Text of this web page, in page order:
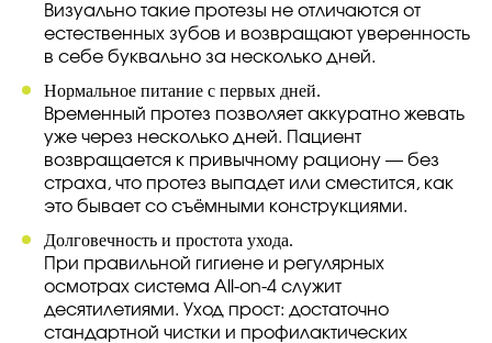
Визуально такие протезы не отличаются от
естественных зубов и возвращают уверенность
в себе буквально за несколько дней.
Нормальное питание с первых дней.
Временный протез позволяет аккуратно жевать
уже через несколько дней. Пациент
возвращается к привычному рациону — без
страха, что протез выпадет или сместится, как
это бывает со съёмными конструкциями.
Долговечность и простота ухода.
При правильной гигиене и регулярных
осмотрах система All-on-4 служит
десятилетиями. Уход прост: достаточно
стандартной чистки и профилактических